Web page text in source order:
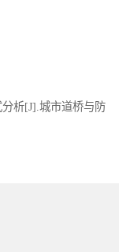
析[J].城市道桥与防